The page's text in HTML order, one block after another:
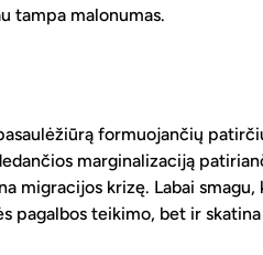
tampa malonumas.
formuojančių
marginalizaciją
migracijos krizę. Labai smagu,
pagalbos teikimo, bet ir